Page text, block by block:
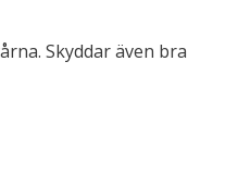
Skyddar även bra